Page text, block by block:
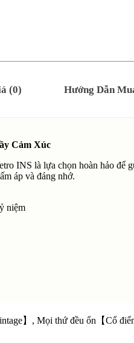
(0) Hướng Dẫn
Cảm Xúc
INS là lựa chọn hoàn hảo
áp và đáng nhớ.
niệm
】, Mọi thứ đều ổn【Cổ